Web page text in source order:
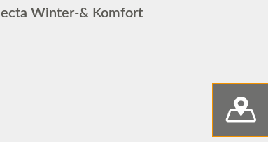
Winter-& Komfort